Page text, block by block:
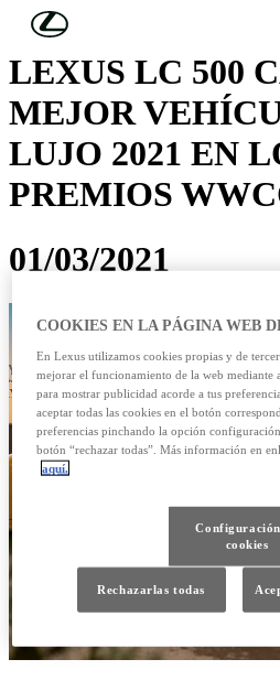
Skip to Main Content
LEXUS LC 500
MEJOR
LUJO 2021 EN
PREMIOS
01/03/2021
COOKIES EN LA PÁGINA WEB
En Lexus utilizamos cookies propias y de
mejorar el funcionamiento de la web mediante
para mostrar publicidad acorde a tus
aceptar todas las cookies en el botón
preferencias pinchando la opción
botón “rechazar todas”. Más información en
aquí.
cookies
Rechazarlas todas